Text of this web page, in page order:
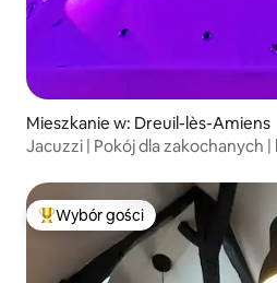
Mieszkanie w: Dreuil-lès-Amiens
Jacuzzi | Pokój dla zakochanych
Najpopularniejsze z kategorii
Wybór gości